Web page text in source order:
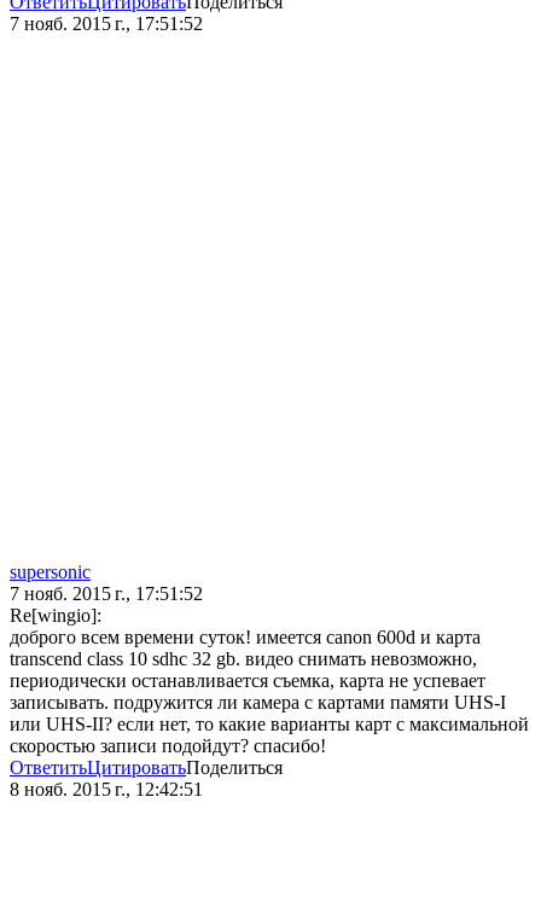
7 нояб. 2015 г., 17:51:52
supersonic
7 нояб. 2015 г., 17:51:52
Re[wingio]:
доброго всем времени суток! имеется canon 600d и карта
transcend class 10 sdhc 32 gb. видео снимать невозможно,
периодически останавливается съемка, карта не успевает
записывать. подружится ли камера с картами памяти UHS-I
или UHS-II? если нет, то какие варианты карт с максимальной
скоростью записи подойдут? спасибо!
ОтветитьЦитироватьПоделиться
8 нояб. 2015 г., 12:42:51